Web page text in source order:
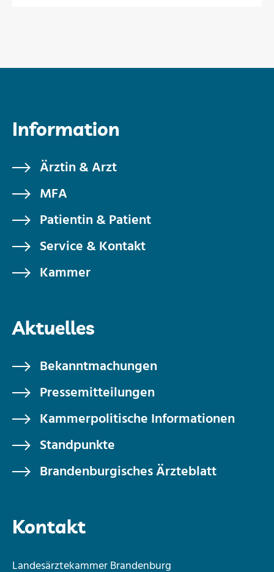
Information
Ärztin & Arzt
MFA
Patientin & Patient
Service & Kontakt
Kammer
Aktuelles
Bekanntmachungen
Pressemitteilungen
Kammerpolitische Informationen
Standpunkte
Brandenburgisches Ärzteblatt
Kontakt
Landesärztekammer Brandenburg